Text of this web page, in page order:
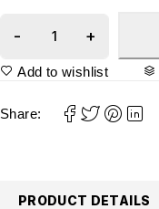
Add to wishlist
Share:
PRODUCT DETAILS